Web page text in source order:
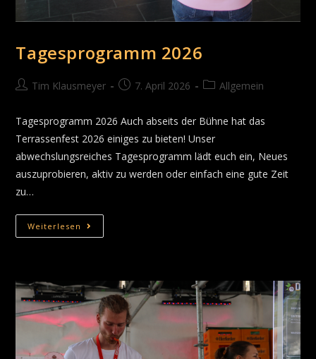
Tagesprogramm 2026
Tim Klausmeyer 7. April 2026 Allgemein
Tagesprogramm 2026 Auch abseits der Bühne hat das
Terrassenfest 2026 einiges zu bieten! Unser
abwechslungsreiches Tagesprogramm lädt euch ein, Neues
auszuprobieren, aktiv zu werden oder einfach eine gute Zeit
zu…
Weiterlesen